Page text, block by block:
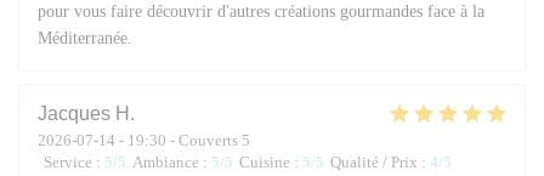
pour vous faire découvrir d'autres créations gourmandes face à la
Méditerranée.
Jacques H
2026-07-14 - 19:30 - Couverts 5
Service : 5/5 Ambiance : 5/5 Cuisine : 5/5 Qualité / Prix : 4/5